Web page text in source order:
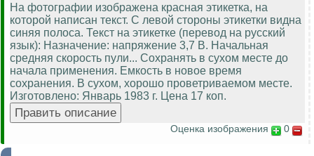
На фотографии изображена красная этикетка, на
которой написан текст. С левой стороны этикетки видна
синяя полоса. Текст на этикетке (перевод на русский
язык): Назначение: напряжение 3,7 В. Начальная
средняя скорость пули... Сохранять в сухом месте до
начала применения. Емкость в новое время
сохранения. В сухом, хорошо проветриваемом месте.
Изготовлено: Январь 1983 г. Цена 17 коп.
Оценка изображения 0